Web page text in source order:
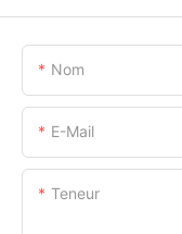
Nom
E-Mail
Teneur